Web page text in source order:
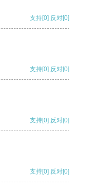
支持[0] 反对[0]
支持[0] 反对[0]
支持[0] 反对[0]
支持[0] 反对[0]